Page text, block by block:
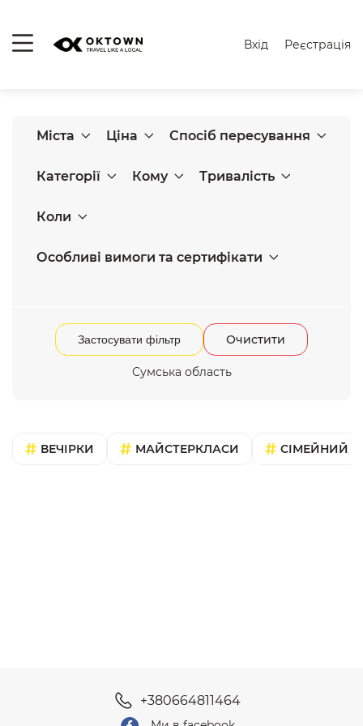
Вхід Реєстрація
Міста Ціна Спосіб пересування
Категорії Кому Тривалість
Коли
Особливі вимоги та сертифікати
Застосувати фільтр Очистити
Сумська область
ВЕЧІРКИ МАЙСТЕРКЛАСИ СІМЕЙНИЙ
+380664811464